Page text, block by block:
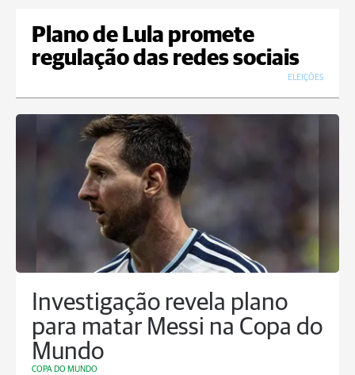
Plano de Lula promete
regulação das redes sociais
ELEIÇÕES
Investigação revela plano
para matar Messi na Copa do
Mundo
COPA DO MUNDO